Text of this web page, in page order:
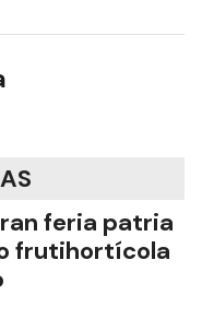
feria patria
frutihortícola